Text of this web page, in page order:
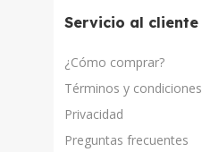
Servicio al cliente
¿Cómo comprar?
Términos y condiciones
Privacidad
Preguntas frecuentes